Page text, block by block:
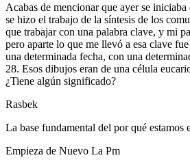
Acabas de mencionar que ayer se
se hizo el trabajo de la síntesis de los
que trabajar con una palabra clave, y mi
pero aparte lo que me llevó a esa clave
una determinada fecha, con una
28. Esos dibujos eran de una célula
¿Tiene algún significado?
Rasbek
La base fundamental del por qué estamos
Empieza de Nuevo La Pm